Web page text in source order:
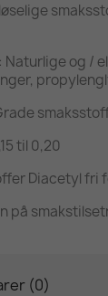
og /
til 0,20
Diacetyl fri
på
(0)